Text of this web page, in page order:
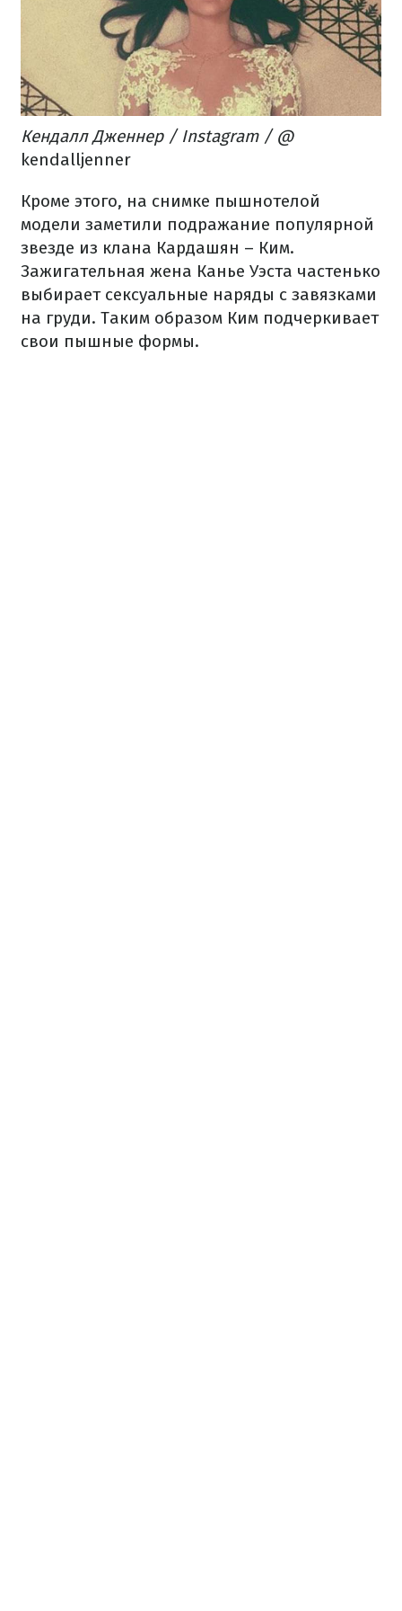
Кендалл Дженнер / Instagram / @
kendalljenner
Кроме этого, на снимке пышнотелой
модели заметили подражание популярной
звезде из клана Кардашян – Ким.
Зажигательная жена Канье Уэста частенько
выбирает сексуальные наряды с завязками
на груди. Таким образом Ким подчеркивает
свои пышные формы.